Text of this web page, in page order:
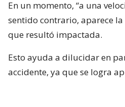
En un momento, “a una
sentido contrario, aparece
que resultó impactada.
Esto ayuda a dilucidar en
accidente, ya que se logra